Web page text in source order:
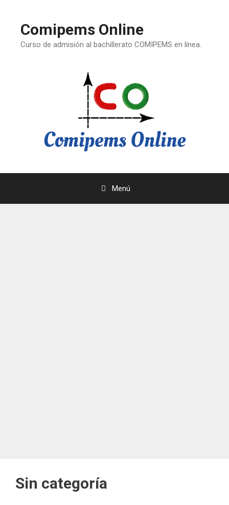
contenidoComipems Online
Curso de admisión al bachillerato COMIPEMS en línea.
Menú
Sin categoría